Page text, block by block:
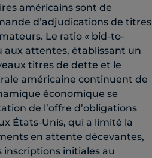
américains sont de
d’adjudications de titres
Le ratio « bid-to-
aux attentes, établissant un
titres de dette et le
américaine continuent de
économique se
de l’offre d’obligations
États-Unis, qui a limité la
en attente décevantes,
inscriptions initiales au